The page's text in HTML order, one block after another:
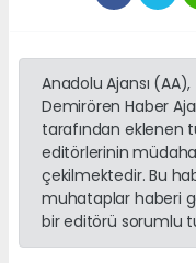
Anadolu Ajansı (AA),
Demirören Haber
tarafından eklenen
editörlerinin
çekilmektedir. Bu
muhataplar haberi
bir editörü sorumlu